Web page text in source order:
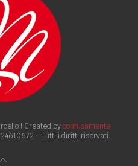
| Created byconfusamente
- Tutti i diritti riservati.